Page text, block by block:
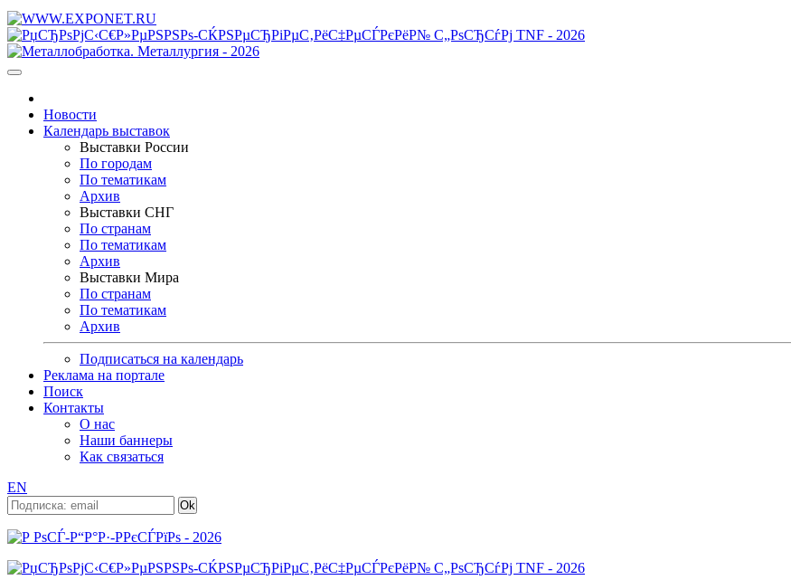
Новости
Календарь выставок
Выставки России
По городам
По тематикам
Архив
Выставки СНГ
По странам
По тематикам
Архив
Выставки Мира
По странам
По тематикам
Архив
Подписаться на календарь
Реклама на портале
Поиск
Контакты
О нас
Наши баннеры
Как связаться
EN